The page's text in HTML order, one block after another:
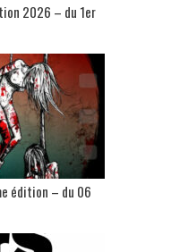
2026 – du 1er
édition – du 06